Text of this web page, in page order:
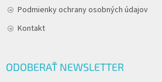
Podmienky ochrany osobných údajov
Kontakt
ODOBERAŤ NEWSLETTER